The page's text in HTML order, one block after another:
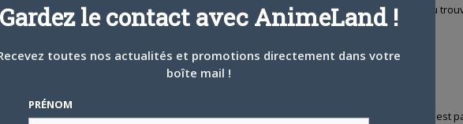
Pour savoir où
carte !
Si votre ville n'est
Gardez le contact avec AnimeLand !
toutes nos actualités et promotions directement dans votre
boîte mail !
PRÉNOM